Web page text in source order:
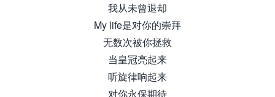
我从未曾退却
My life是对你的崇拜
无数次被你拯救
当皇冠亮起来
听旋律响起来
对你永保期待